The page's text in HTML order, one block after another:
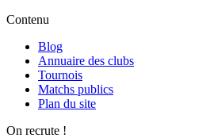
Contenu
Blog
Annuaire des clubs
Tournois
Matchs publics
Plan du site
On recrute !